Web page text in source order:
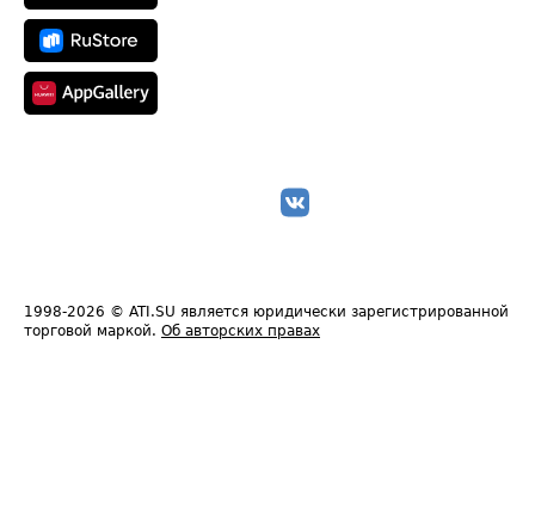
1998-2026 © ATI.SU является юридически зарегистрированной
торговой маркой. Об авторских правах